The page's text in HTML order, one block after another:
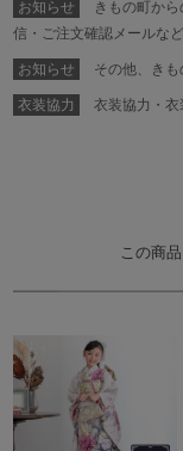
お知らせ
きもの町から
信・ご注文確認メールな
お知らせ その他、きも
衣装協力 衣装協力・衣
この商